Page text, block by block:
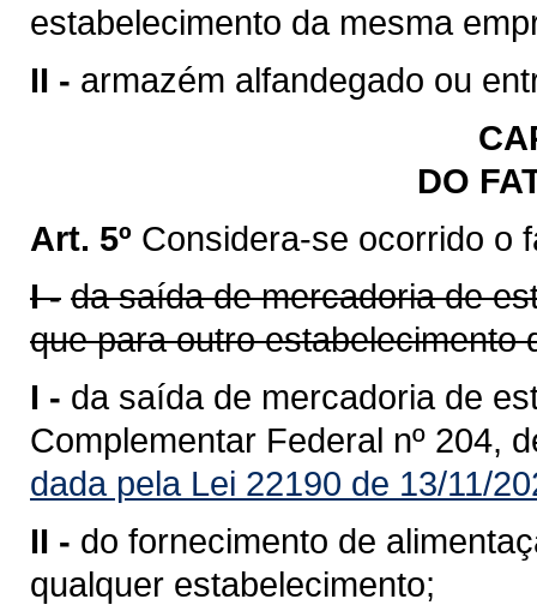
estabelecimento da mesma
II - armazém alfandegado ou
DO
Art. 5º Considera-se ocorrido o
I - da saída de mercadoria de
que para outro estabelecimento
I - da saída de mercadoria de
Complementar Federal nº 204,
dada pela Lei 22190 de 13/11/
II - do fornecimento de
qualquer estabelecimento;